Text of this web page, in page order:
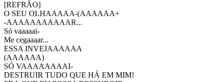
[REFRÃO]
O SEU OLHAAAAA-(AAAAAA+
-AAAAAAAAAAAR...
Só vaaaaai-
Me cegaaaar...
ESSA INVEJAAAAAA
(AAAAAA)
SÓ VAAAAAAAAI-
DESTRUIR TUDO QUE HÁ EM MIM!